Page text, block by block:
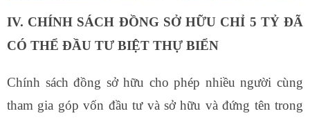
IV. CHÍNH SÁCH ĐỒNG SỞ HỮU CHỈ 5 TỶ ĐÃ
CÓ THỂ ĐẦU TƯ BIỆT THỰ BIỂN
Chính sách đồng sở hữu cho phép nhiều người cùng
tham gia góp vốn đầu tư và sở hữu và đứng tên trong